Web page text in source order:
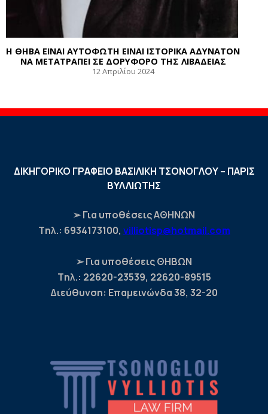
Η ΘΗΒΑ ΕΙΝΑΙ ΑΥΤΟΦΩΤΗ ΕΙΝΑΙ ΙΣΤΟΡΙΚΑ ΑΔΥΝΑΤΟΝ
ΝΑ ΜΕΤΑΤΡΑΠΕΙ ΣΕ ΔΟΡΥΦΟΡΟ ΤΗΣ ΛΙΒΑΔΕΙΑΣ
12 Απριλίου 2024
ΔΙΚΗΓΟΡΙΚΟ ΓΡΑΦΕΙΟ ΒΑΣΙΛΙΚΗ ΤΣΟΝΟΓΛΟΥ – ΠΑΡΙΣ
ΒΥΛΛΙΩΤΗΣ
➢ Για υποθέσεις ΑΘΗΝΩΝ
Tηλ.: 6934173100, villiotisp@hotmail.com
➢ Για υποθέσεις ΘΗΒΩΝ
Tηλ.: 22620-23539, 22620-89515
Διεύθυνση: Επαμεινώνδα 38, 32-20